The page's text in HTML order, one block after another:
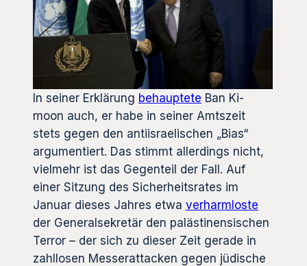
In seiner Erklärung behauptete Ban Ki-
moon auch, er habe in seiner Amtszeit
stets gegen den antiisraelischen „Bias“
argumentiert. Das stimmt allerdings nicht,
vielmehr ist das Gegenteil der Fall. Auf
einer Sitzung des Sicherheitsrates im
Januar dieses Jahres etwa verharmloste
der Generalsekretär den palästinensischen
Terror – der sich zu dieser Zeit gerade in
zahllosen Messerattacken gegen jüdische